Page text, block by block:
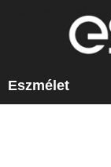
Eszmélet